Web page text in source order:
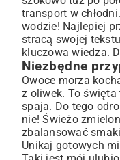
transport w
wodzie! Najlepiej
stracą swojej
kluczowa wiedza.
Niezbędne
Owoce morza
z oliwek. To
spaja. Do tego
nie! Świeżo
zbalansować
Unikaj gotowych